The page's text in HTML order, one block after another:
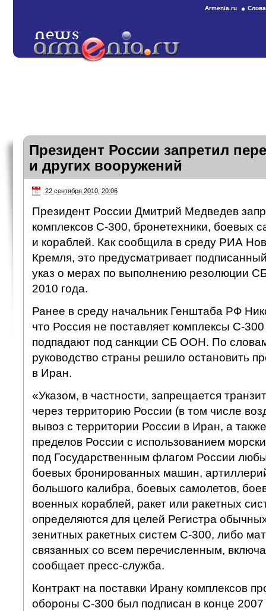
Armenia.ru
Президент России запретил
и других вооружений
22 сентября 2010, 20:06
Президент России Дмитрий Медведев
комплексов С-300, бронетехники, боевых
и кораблей. Как сообщила в среду РИА
Кремля, это предусматривает
указ о мерах по выполнению резолюции
2010 года.
Ранее в среду начальник Генштаба РФ
что Россия не поставляет комплексы С-
подпадают под санкции СБ ООН. По
руководство страны решило остановить
в Иран.
«Указом, в частности, запрещается
через территорию России (в том числе
вывоз с территории России в Иран, а
пределов России с использованием
под Государственным флагом России
боевых бронированных машин,
большого калибра, боевых самолетов,
военных кораблей, ракет или ракетных
определяются для целей Регистра
зенитных ракетных систем С-300, либо
связанных со всем перечисленным,
сообщает пресс-служба.
Контракт на поставки Ирану комплексов
обороны С-300 был подписан в конце 2007